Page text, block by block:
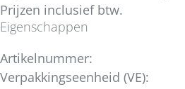
Prijzen inclusief btw.
Eigenschappen
Artikelnummer:
Verpakkingseenheid (VE):